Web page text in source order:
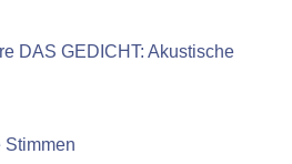
DAS GEDICHT: Akustische
Stimmen